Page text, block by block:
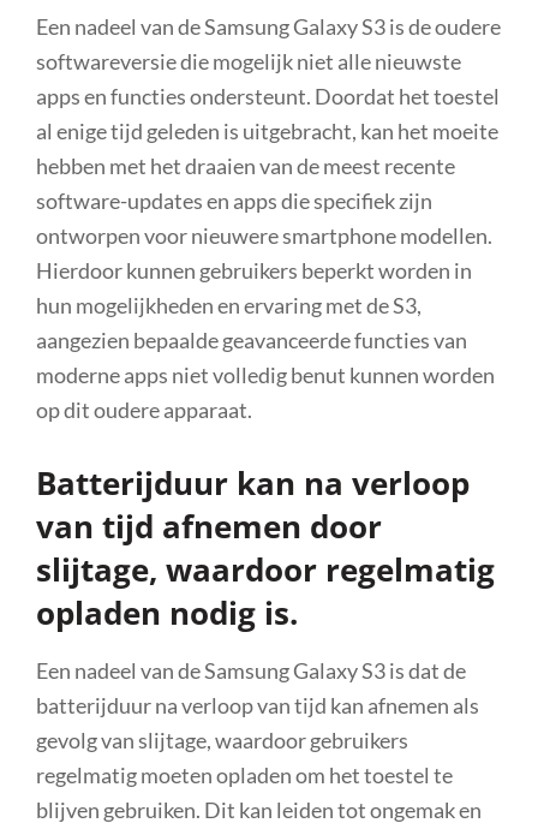
Een nadeel van de Samsung Galaxy S3 is de oudere
softwareversie die mogelijk niet alle nieuwste
apps en functies ondersteunt. Doordat het toestel
al enige tijd geleden is uitgebracht, kan het moeite
hebben met het draaien van de meest recente
software-updates en apps die specifiek zijn
ontworpen voor nieuwere smartphone modellen.
Hierdoor kunnen gebruikers beperkt worden in
hun mogelijkheden en ervaring met de S3,
aangezien bepaalde geavanceerde functies van
moderne apps niet volledig benut kunnen worden
op dit oudere apparaat.
Batterijduur kan na verloop
van tijd afnemen door
slijtage, waardoor regelmatig
opladen nodig is.
Een nadeel van de Samsung Galaxy S3 is dat de
batterijduur na verloop van tijd kan afnemen als
gevolg van slijtage, waardoor gebruikers
regelmatig moeten opladen om het toestel te
blijven gebruiken. Dit kan leiden tot ongemak en